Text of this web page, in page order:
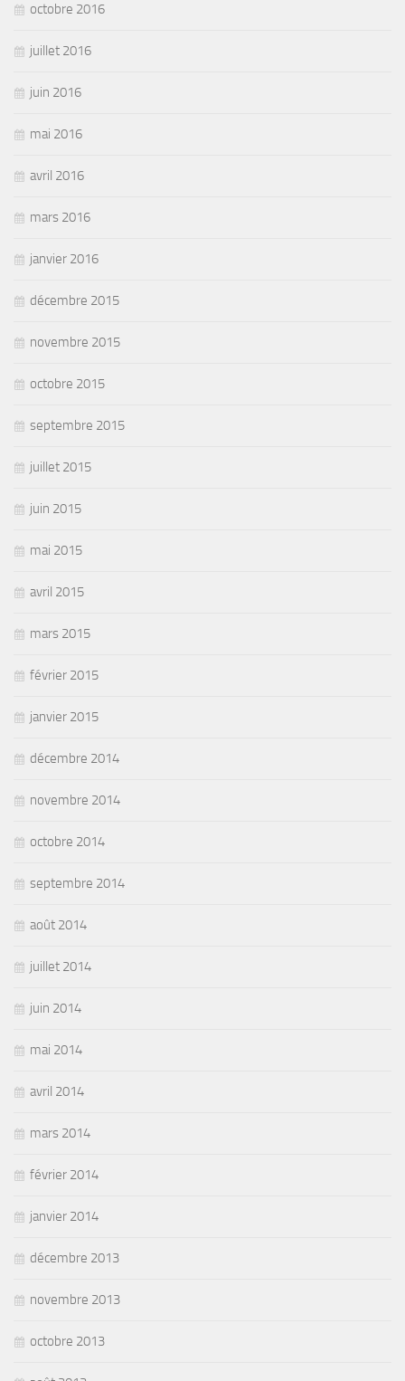
octobre 2016
juillet 2016
juin 2016
mai 2016
avril 2016
mars 2016
janvier 2016
décembre 2015
novembre 2015
octobre 2015
septembre 2015
juillet 2015
juin 2015
mai 2015
avril 2015
mars 2015
février 2015
janvier 2015
décembre 2014
novembre 2014
octobre 2014
septembre 2014
août 2014
juillet 2014
juin 2014
mai 2014
avril 2014
mars 2014
février 2014
janvier 2014
décembre 2013
novembre 2013
octobre 2013